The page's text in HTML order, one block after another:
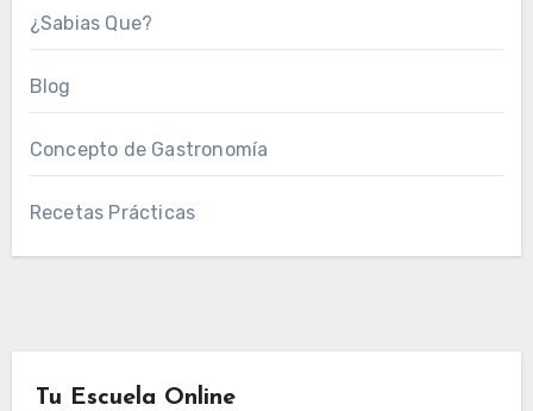
¿Sabias Que?
Blog
Concepto de Gastronomía
Recetas Prácticas
Tu Escuela Online